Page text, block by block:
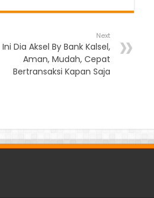
Next
Ini Dia Aksel By Bank Kalsel,
Aman, Mudah, Cepat
Bertransaksi Kapan Saja